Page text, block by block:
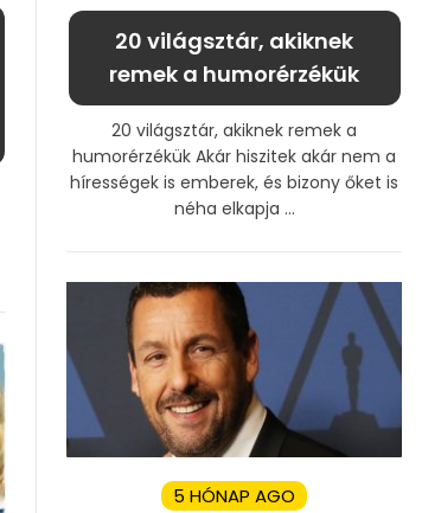
20 világsztár, akiknek
remek a humorérzékük
20 világsztár, akiknek remek a
humorérzékük Akár hiszitek akár nem a
hírességek is emberek, és bizony őket is
néha elkapja ...
5 HÓNAP AGO